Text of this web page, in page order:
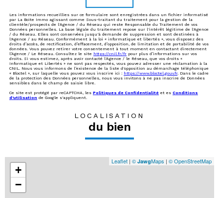
Les informations recueillies sur ce formulaire sont enregistrées dans un fichier informatisé
par La Boite Immo agissant comme Sous-traitant du traitement pour la gestion de la
clientèle/prospects de l'Agence / du Réseau qui reste Responsable du Traitement de vos
Données personnelles. La base légale du traitement repose sur l'intérêt légitime de l'Agence
/ du Réseau. Elles sont conservées jusqu'à demande de suppression et sont destinées à
l'Agence / au Réseau. Conformément à la loi « informatique et libertés », vous disposez des
droits d’accès, de rectification, d’effacement, d’opposition, de limitation et de portabilité de vos
données. Vous pouvez retirer votre consentement à tout moment en contactant directement
l’Agence / Le Réseau. Consultez le site https://cnil.fr/fr pour plus d’informations sur vos
droits. Si vous estimez, après avoir contacté l'Agence / le Réseau, que vos droits «
Informatique et Libertés » ne sont pas respectés, vous pouvez adresser une réclamation à la
CNIL. Nous vous informons de l’existence de la liste d'opposition au démarchage téléphonique
« Bloctel », sur laquelle vous pouvez vous inscrire ici : https://www.bloctel.gouv.fr. Dans le cadre
de la protection des Données personnelles, nous vous invitons à ne pas inscrire de Données
sensibles dans le champ de saisie libre.
Ce site est protégé par reCAPTCHA, les Politiques de Confidentialité et es Conditions
d'utilisation de Google s'appliquent.
LOCALISATION
du bien
+
−
Leaflet | © JawgMaps | © OpenStreetMap